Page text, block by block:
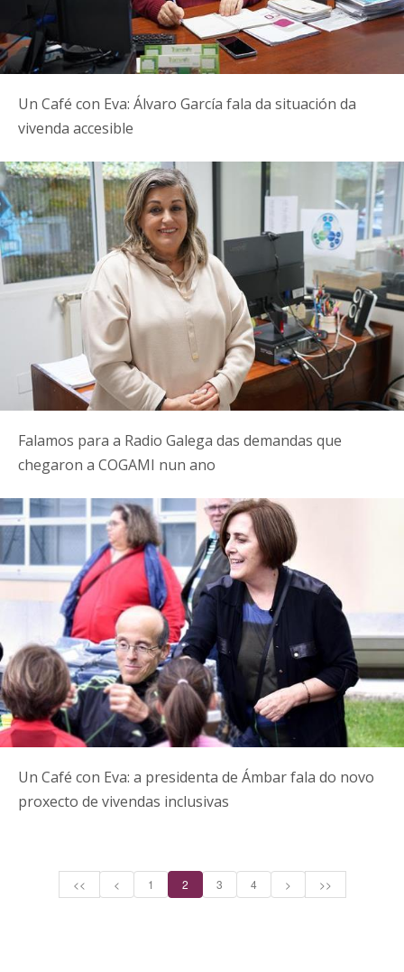
Un Café con Eva: Álvaro García fala da situación da
vivenda accesible
Falamos para a Radio Galega das demandas que
chegaron a COGAMI nun ano
Un Café con Eva: a presidenta de Ámbar fala do novo
proxecto de vivendas inclusivas
<< < 1 2 3 4 > >>